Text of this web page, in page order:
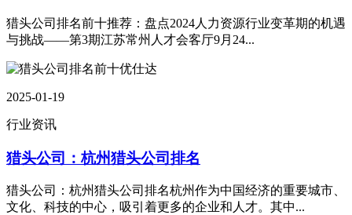
猎头公司排名前十推荐：盘点2024人力资源行业变革期的机遇
与挑战——第3期江苏常州人才会客厅9月24...
2025-01-19
行业资讯
猎头公司：杭州猎头公司排名
猎头公司：杭州猎头公司排名杭州作为中国经济的重要城市、
文化、科技的中心，吸引着更多的企业和人才。其中...